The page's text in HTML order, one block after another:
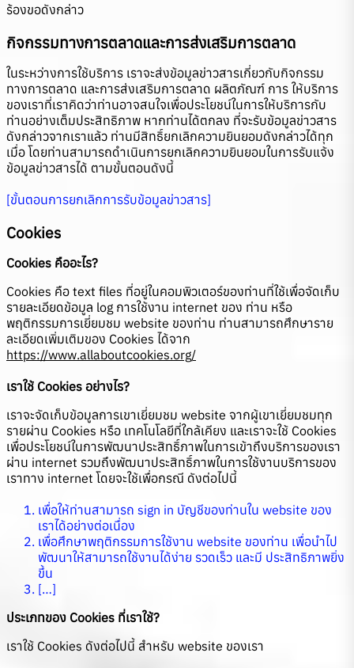
ร้องขอดังกล่าว
กิจกรรมทางการตลาดและการส่งเสริมการตลาด
ในระหว่างการใช้บริการ เราจะส่งข้อมูลข่าวสารเกี่ยวกับกิจกรรม
ทางการตลาด และการส่งเสริมการตลาด ผลิตภัณฑ์ การ ให้บริการ
ของเราที่เราคิดว่าท่านอาจสนใจเพื่อประโยชน์ในการให้บริการกับ
ท่านอย่างเต็มประสิทธิภาพ หากท่านได้ตกลง ที่จะรับข้อมูลข่าวสาร
ดังกล่าวจากเราแล้ว ท่านมีสิทธิ์ยกเลิกความยินยอมดังกล่าวได้ทุก
เมื่อ โดยท่านสามารถดำเนินการยกเลิกความยินยอมในการรับแจ้ง
ข้อมูลข่าวสารได้ ตามขั้นตอนดังนี้
[ขั้นตอนการยกเลิกการรับข้อมูลข่าวสาร]
Cookies
Cookies คืออะไร?
Cookies คือ text files ที่อยู่ในคอมพิวเตอร์ของท่านที่ใช้เพื่อจัดเก็บ
รายละเอียดข้อมูล log การใช้งาน internet ของ ท่าน หรือ
พฤติกรรมการเยี่ยมชม website ของท่าน ท่านสามารถศึกษาราย
ละเอียดเพิ่มเติมของ Cookies ได้จาก
https://www.allaboutcookies.org/
เราใช้ Cookies อย่างไร?
เราจะจัดเก็บข้อมูลการเขาเยี่ยมชม website จากผู้เขาเยี่ยมชมทุก
รายผ่าน Cookies หรือ เทคโนโลยีที่ใกล้เคียง และเราจะใช้ Cookies
เพื่อประโยชน์ในการพัฒนาประสิทธิ์ภาพในการเข้าถึงบริการของเรา
ผ่าน internet รวมถึงพัฒนาประสิทธิ์ภาพในการใช้งานบริการของ
เราทาง internet โดยจะใช้เพื่อกรณี ดังต่อไปนี้
เพื่อให้ท่านสามารถ sign in บัญชีของท่านใน website ของ
เราได้อย่างต่อเนื่อง
เพื่อศึกษาพฤติกรรมการใช้งาน website ของท่าน เพื่อนำไป
พัฒนาให้สามารถใช้งานได้ง่าย รวดเร็ว และมี ประสิทธิภาพยิ่ง
ขึ้น
[…]
ประเภทของ Cookies ที่เราใช้?
เราใช้ Cookies ดังต่อไปนี้ สำหรับ website ของเรา